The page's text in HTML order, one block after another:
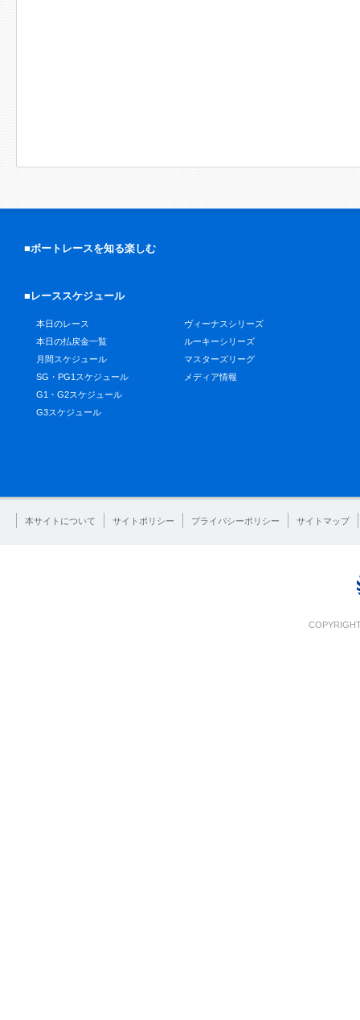
■ボートレースを知る楽しむ
■レーススケジュール
本日のレース
本日の払戻金一覧
月間スケジュール
SG・PG1スケジュール
G1・G2スケジュール
G3スケジュール
ヴィーナスシリーズ
ルーキーシリーズ
マスターズリーグ
メディア情報
本サイトについて サイトポリシー プライバシーポリシー サイトマップ